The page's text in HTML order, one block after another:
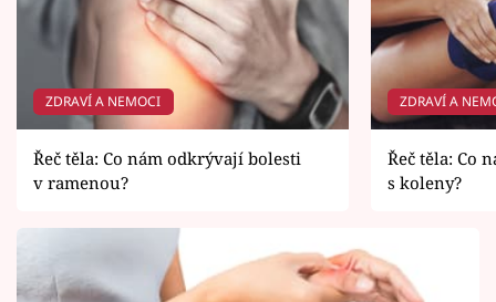
ZDRAVÍ A NEMOCI
Řeč těla: Co nám odkrývají bolesti
v ramenou?
ZDRAVÍ A
Řeč těla: Co
s koleny?